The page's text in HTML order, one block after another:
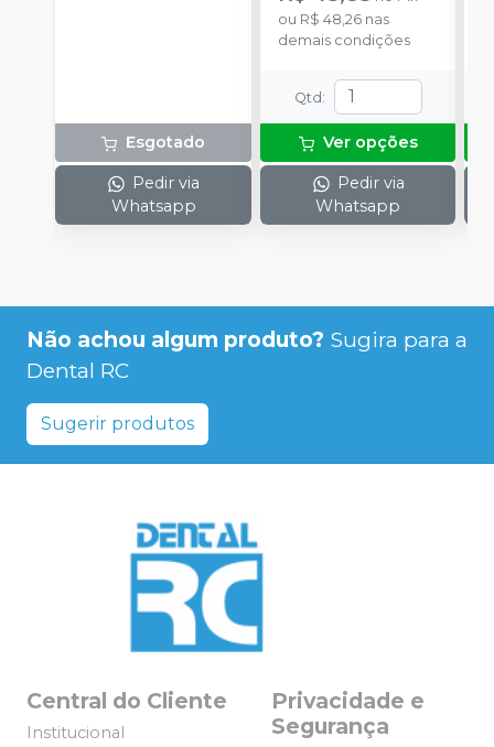
Esgotado
Pedir via
Whatsapp
ou R$ 48,26nas
demais condições
Qtd :
Ver opções
Pedir via
Whatsapp
Não achou algum produto? Sugira para a
Dental RC
Sugerir produtos
Central do Cliente
Institucional
Privacidade e
Segurança